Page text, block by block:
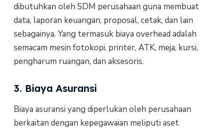
dibutuhkan oleh SDM perusahaan guna membuat
data, laporan keuangan, proposal, cetak, dan lain
sebagainya. Yang termasuk biaya overhead adalah
semacam mesin fotokopi, printer, ATK, meja, kursi,
pengharum ruangan, dan aksesoris.
3. Biaya Asuransi
Biaya asuransi yang diperlukan oleh perusahaan
berkaitan dengan kepegawaian meliputi aset